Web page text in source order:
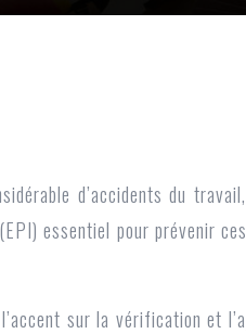
d’accidents du
essentiel pour prévenir
sur la vérification et